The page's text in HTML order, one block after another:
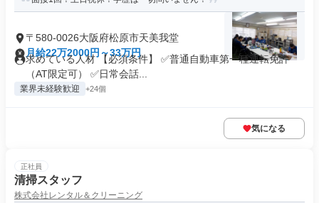
〒580-0026大阪府松原市天美我堂
月給22万2000円～33万円
求めている人材 【必須条件】 ✅普通自動車第一種運転免許
（AT限定可） ✅日常会話...
業界未経験歓迎 +24個
気になる
正社員
清掃スタッフ
株式会社レンタル＆クリーニング